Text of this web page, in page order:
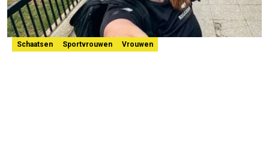
Schaatsen Sportvrouwen Vrouwen